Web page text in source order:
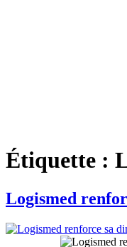
Étiquette :
Logismed